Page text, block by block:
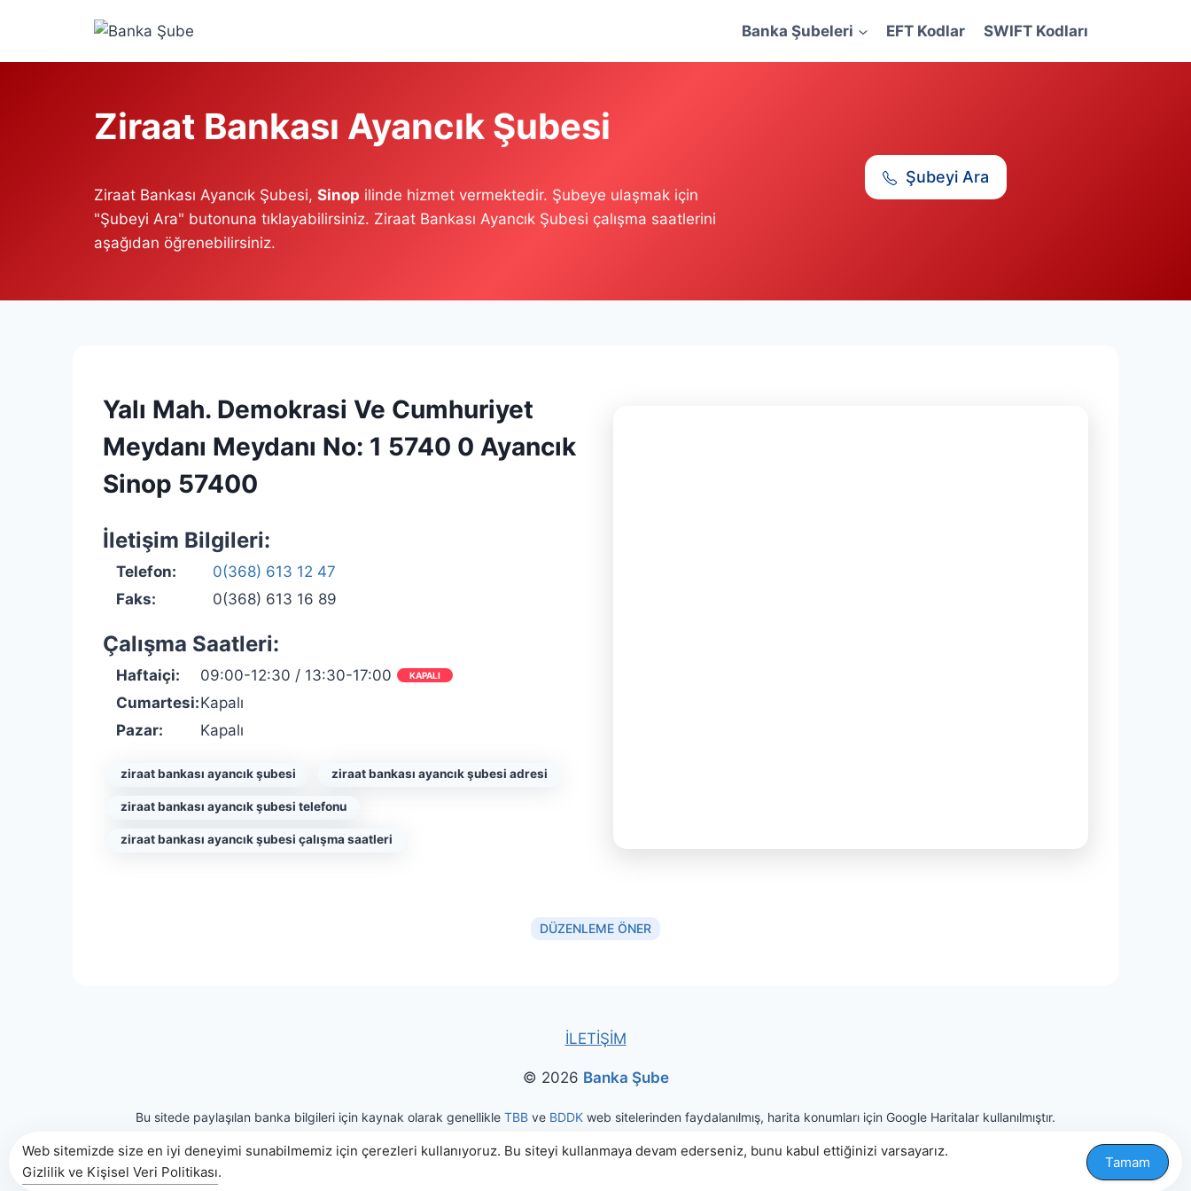
content
Banka Şubeleri EFT Kodlar SWIFT Kodları
Ziraat Bankası Ayancık Şubesi
Ziraat Bankası Ayancık Şubesi, Sinop ilinde hizmet vermektedir. Şubeye ulaşmak için
"Şubeyi Ara" butonuna tıklayabilirsiniz. Ziraat Bankası Ayancık Şubesi çalışma saatlerini
aşağıdan öğrenebilirsiniz.
Şubeyi Ara
Yalı Mah. Demokrasi Ve Cumhuriyet
Meydanı Meydanı No: 1 5740 0 Ayancık
Sinop 57400
İletişim Bilgileri:
Telefon:
0(368) 613 12 47
Faks:
0(368) 613 16 89
Çalışma Saatleri:
Haftaiçi: 09:00-12:30 / 13:30-17:00 KAPALI
Cumartesi:Kapalı
Pazar:
Kapalı
ziraat bankası ayancık şubesi ziraat bankası ayancık şubesi adresi
ziraat bankası ayancık şubesi telefonu
ziraat bankası ayancık şubesi çalışma saatleri
DÜZENLEME ÖNER
İLETİŞİM
© 2026 Banka Şube
Bu sitede paylaşılan banka bilgileri için kaynak olarak genellikle TBB ve BDDK web sitelerinden faydalanılmış, harita konumları için Google Haritalar kullanılmıştır.
Kullanım Koşulları|Gizlilik ve Kişisel Veri Politikası
Web sitemizde size en iyi deneyimi sunabilmemiz için çerezleri kullanıyoruz. Bu siteyi kullanmaya devam ederseniz, bunu kabul ettiğinizi varsayarız.
Gizlilik ve Kişisel Veri Politikası.
Tamam